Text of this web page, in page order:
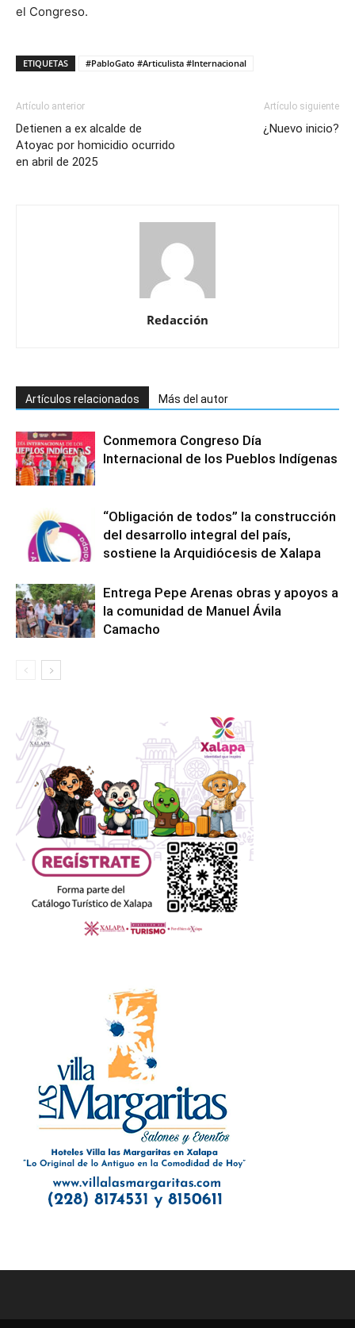
el Congreso.
ETIQUETAS #PabloGato #Articulista #Internacional
Artículo anterior
Detienen a ex alcalde de
Atoyac por homicidio ocurrido
en abril de 2025
Artículo siguiente
¿Nuevo inicio?
Redacción
Artículos relacionados Más del autor
Conmemora Congreso Día
Internacional de los Pueblos Indígenas
“Obligación de todos” la construcción
del desarrollo integral del país,
sostiene la Arquidiócesis de Xalapa
Entrega Pepe Arenas obras y apoyos a
la comunidad de Manuel Ávila
Camacho